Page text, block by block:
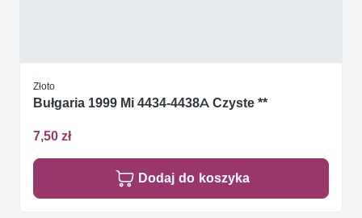
Złoto
Bułgaria 1999 Mi 4434-4438A Czyste **
7,50 zł
Dodaj do koszyka